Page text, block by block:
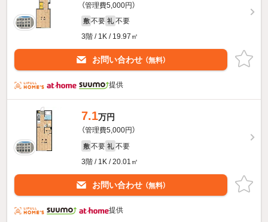
（管理費5,000円）
敷 不要 礼 不要
3階 / 1K / 19.97㎡
お問い合わせ （無料）
提供
7.1万円
（管理費5,000円）
敷 不要 礼 不要
3階 / 1K / 20.01㎡
お問い合わせ （無料）
提供